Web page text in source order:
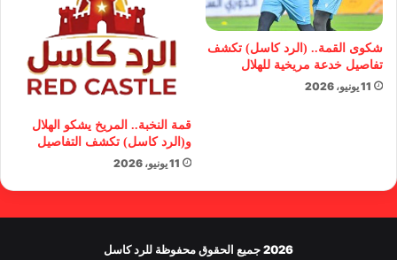
شكوى القمة.. (الرد كاسل) تكشف
تفاصيل خدعة مريخية للهلال
11 يونيو، 2026
قمة النخبة.. المريخ يشكو الهلال
و(الرد كاسل) تكشف التفاصيل
11 يونيو، 2026
2026 جميع الحقوق محفوظة للرد كاسل